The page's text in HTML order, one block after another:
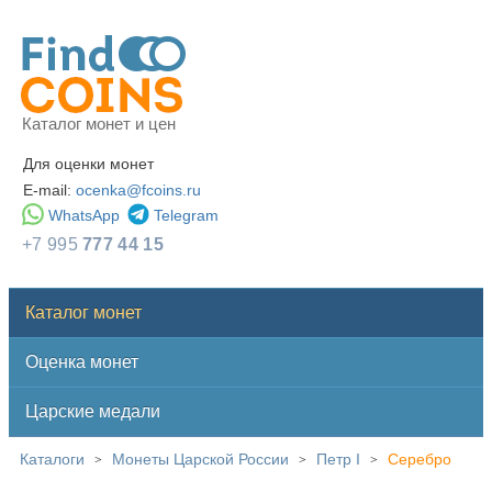
Каталог монет и цен
Для оценки монет
E-mail: ocenka@fcoins.ru
WhatsApp
Telegram
+7 995777 44 15
Каталог монет
Оценка монет
Царские медали
Каталоги > Монеты Царской России > Петр I > Серебро